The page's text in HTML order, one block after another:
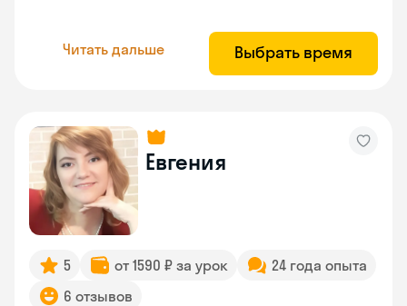
Читать дальше Выбрать время
Евгения
5 от 1590 ₽ за урок
24 года опыта
6 отзывов